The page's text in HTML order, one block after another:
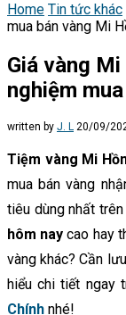
Home Tin tức khác
mua bán vàng Mi
Giá vàng
nghiệm
written by J. L 20/09/
Tiệm vàng Mi
mua bán vàng
tiêu dùng nhất
hôm nay cao hay
vàng khác? Cần
hiểu chi tiết ngay
Chính nhé!